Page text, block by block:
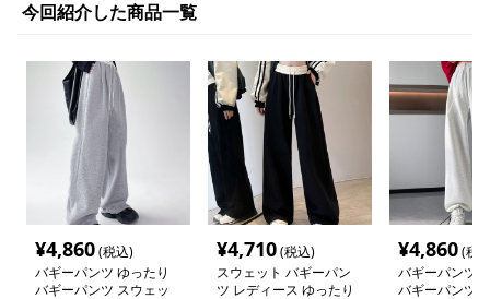
今回紹介した商品一覧
¥4,860(税込)
バギーパンツ ゆったり
バギーパンツ スウェッ
¥4,710(税込)
スウェット バギーパン
ツ レディース ゆったり
¥4,860(税
バギーパンツ
バギーパンツ